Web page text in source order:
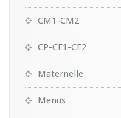
CM1-CM2
CP-CE1-CE2
Maternelle
Menus